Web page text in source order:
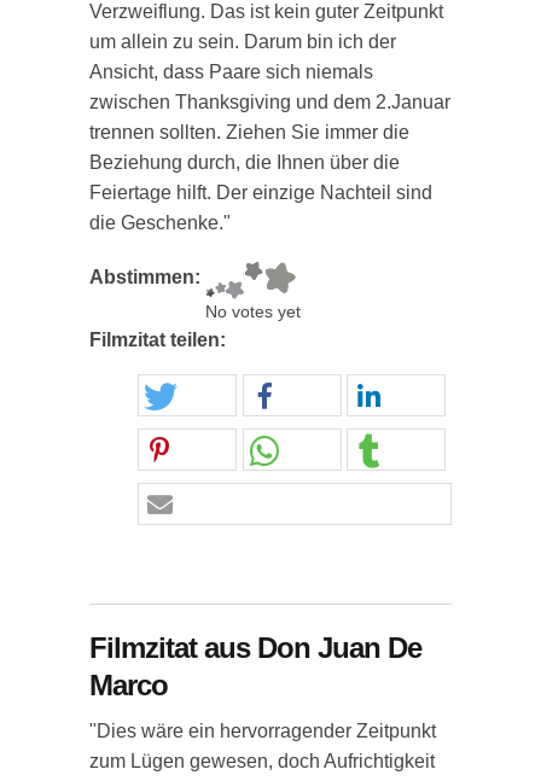
Verzweiflung. Das ist kein guter Zeitpunkt
um allein zu sein. Darum bin ich der
Ansicht, dass Paare sich niemals
zwischen Thanksgiving und dem 2.Januar
trennen sollten. Ziehen Sie immer die
Beziehung durch, die Ihnen über die
Feiertage hilft. Der einzige Nachteil sind
die Geschenke."
Abstimmen:
No votes yet
Filmzitat teilen:
Filmzitat aus Don Juan De
Marco
"Dies wäre ein hervorragender Zeitpunkt
zum Lügen gewesen, doch Aufrichtigkeit